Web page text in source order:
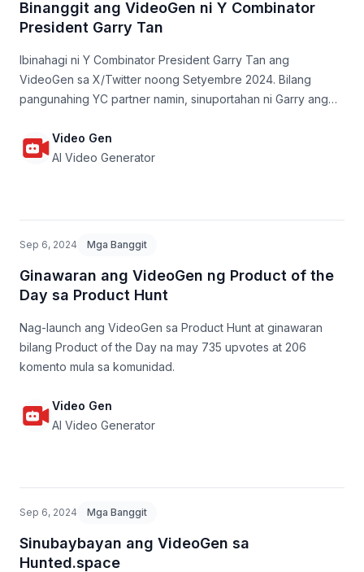
Binanggit ang VideoGen ni Y Combinator
President Garry Tan
Ibinahagi ni Y Combinator President Garry Tan ang
VideoGen sa X/Twitter noong Setyembre 2024. Bilang
pangunahing YC partner namin, sinuportahan ni Garry ang
propesyonal na paggawa ng video sa pamamagitan ng AI.
Video Gen
AI Video Generator
Sep 6, 2024 Mga Banggit
Ginawaran ang VideoGen ng Product of the
Day sa Product Hunt
Nag-launch ang VideoGen sa Product Hunt at ginawaran
bilang Product of the Day na may 735 upvotes at 206
komento mula sa komunidad.
Video Gen
AI Video Generator
Sep 6, 2024 Mga Banggit
Sinubaybayan ang VideoGen sa
Hunted.space